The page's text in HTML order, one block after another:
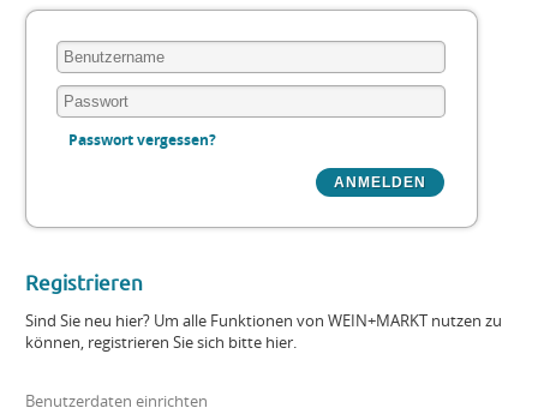
Passwort vergessen?
Registrieren
Sind Sie neu hier? Um alle Funktionen von WEIN+MARKT nutzen zu
können, registrieren Sie sich bitte hier.
Benutzerdaten einrichten